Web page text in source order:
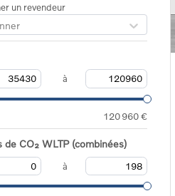
un revendeur
à
120 960 €
de CO₂ WLTP (combinées)
à